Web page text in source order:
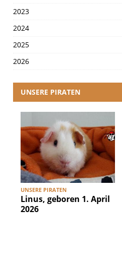
2023
2024
2025
2026
UNSERE PIRATEN
UNSERE PIRATEN
Linus, geboren 1. April
2026